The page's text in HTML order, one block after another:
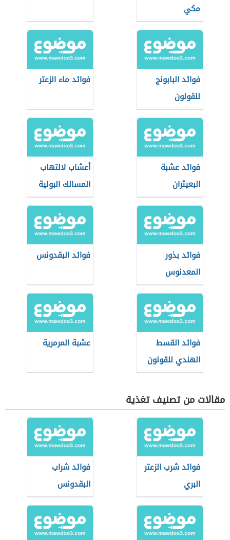
مكي
فوائد البابونج
للقولون
فوائد ماء الزعتر
فوائد عشبة
البعيثران
أعشاب لالتهاب
المسالك البولية
فوائد بذور
المعدنوس
فوائد البقدونس
فوائد القسط
الهندي للقولون
عشبة المرمرية
مقالات من تصنيف تغذية
فوائد شرب الزعتر
البري
فوائد شراب
البقدونس